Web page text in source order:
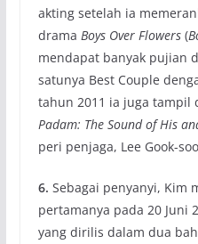
akting setelah ia
drama Boys Over Flowers(
mendapat banyak pujian
satunya Best Couple
tahun 2011 ia juga tampil
Padam: The Sound of His
peri penjaga, Lee Gook-
6. Sebagai penyanyi, Kim
pertamanya pada 20 Juni
yang dirilis dalam dua